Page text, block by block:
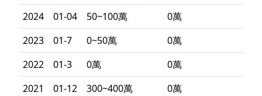
2024
01-04 50~100萬
0萬
2023
01-7 0~50萬
0萬
2022
01-3 0萬
0萬
2021
01-12 300~400萬
0萬